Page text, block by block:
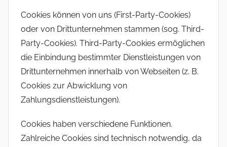
Cookies können von uns (First-Party-Cookies)
oder von Drittunternehmen stammen (sog. Third-
Party-Cookies). Third-Party-Cookies ermöglichen
die Einbindung bestimmter Dienstleistungen von
Drittunternehmen innerhalb von Webseiten (z. B.
Cookies zur Abwicklung von
Zahlungsdienstleistungen).
Cookies haben verschiedene Funktionen.
Zahlreiche Cookies sind technisch notwendig, da